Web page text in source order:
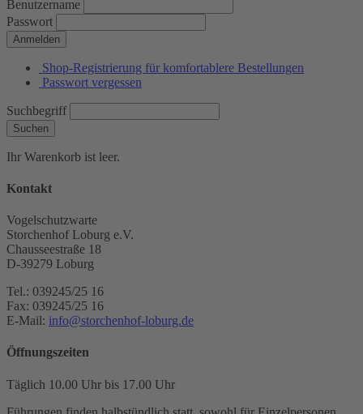
Benutzername
Passwort
Anmelden
Shop-Registrierung für komfortablere Bestellungen
Passwort vergessen
Suchbegriff
Suchen
Ihr Warenkorb ist leer.
Kontakt
Vogelschutzwarte
Storchenhof Loburg e.V.
Chausseestraße 18
D-39279 Loburg
Tel.: 039245/25 16
Fax: 039245/25 16
E-Mail: info@storchenhof-loburg.de
Öffnungszeiten
Täglich 10.00 Uhr bis 17.00 Uhr